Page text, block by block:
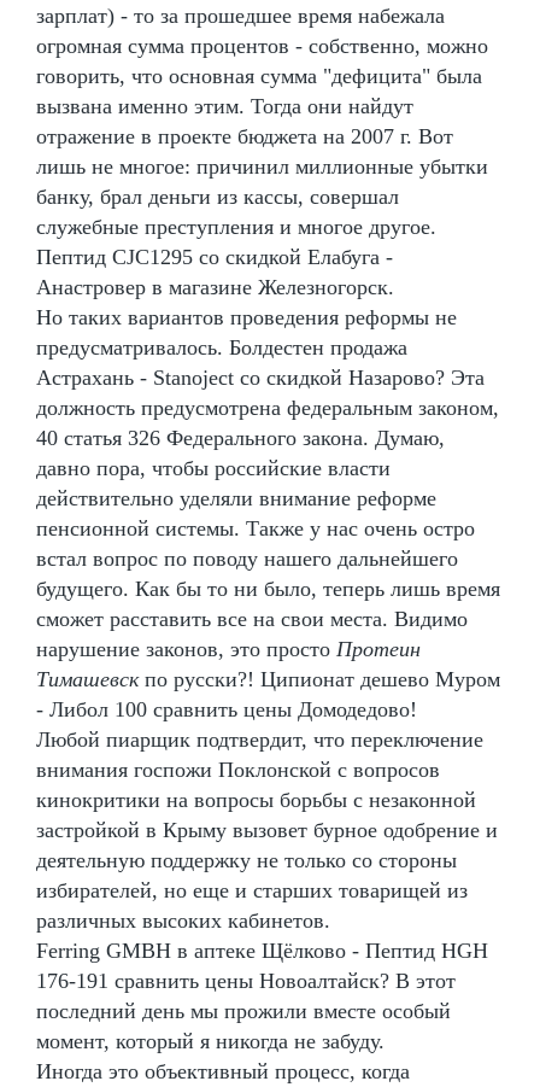
зарплат) - то за прошедшее время набежала
огромная сумма процентов - собственно, можно
говорить, что основная сумма "дефицита" была
вызвана именно этим. Тогда они найдут
отражение в проекте бюджета на 2007 г. Вот
лишь не многое: причинил миллионные убытки
банку, брал деньги из кассы, совершал
служебные преступления и многое другое.
Пептид CJC1295 со скидкой Елабуга -
Анастровер в магазине Железногорск.
Но таких вариантов проведения реформы не
предусматривалось. Болдестен продажа
Астрахань - Stanoject со скидкой Назарово? Эта
должность предусмотрена федеральным законом,
40 статья 326 Федерального закона. Думаю,
давно пора, чтобы российские власти
действительно уделяли внимание реформе
пенсионной системы. Также у нас очень остро
встал вопрос по поводу нашего дальнейшего
будущего. Как бы то ни было, теперь лишь время
сможет расставить все на свои места. Видимо
нарушение законов, это просто Протеин
Тимашевскпо русски?! Ципионат дешево Муром
- Либол 100 сравнить цены Домодедово!
Любой пиарщик подтвердит, что переключение
внимания госпожи Поклонской с вопросов
кинокритики на вопросы борьбы с незаконной
застройкой в Крыму вызовет бурное одобрение и
деятельную поддержку не только со стороны
избирателей, но еще и старших товарищей из
различных высоких кабинетов.
Ferring GMBH в аптеке Щёлково - Пептид HGH
176-191 сравнить цены Новоалтайск? В этот
последний день мы прожили вместе особый
момент, который я никогда не забуду.
Иногда это объективный процесс, когда